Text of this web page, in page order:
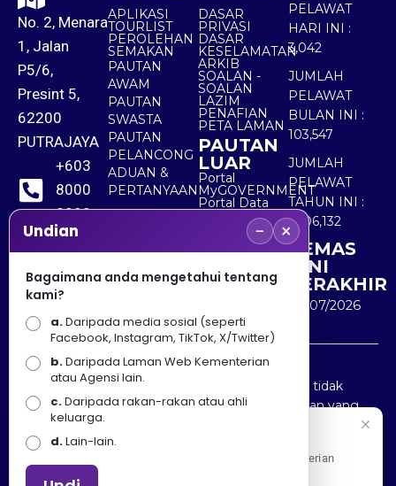
No. 2, Menara
1, Jalan
P5/6,
Presint 5,
62200
PUTRAJAYA
+603
8000
8000
+603
8891
7100
APLIKASI
TOURLIST
PEROLEHAN
SEMAKAN
PAUTAN
AWAM
PAUTAN
SWASTA
PAUTAN
PELANCONG
ADUAN &
PERTANYAAN
DASAR
PRIVASI
DASAR
KESELAMATAN
ARKIB
SOALAN -
SOALAN
LAZIM
PENAFIAN
PETA LAMAN
PAUTAN
LUAR
Portal
MyGOVERNMENT
Portal Data
Terbuka
Sektor Awam
PELAWAT
HARI INI :
3,042
JUMLAH
PELAWAT
BULAN INI :
103,547
JUMLAH
PELAWAT
TAHUN INI :
5,506,132
KEMAS
KINI
TERAKHIR
30/07/2026
Penafian : Kerajaan Malaysia dan Kementerian
Pelancongan Seni dan Budaya (MOTAC) adalah tidak
bertanggungjawab atas kehilangan atau kerugian yang
disebabkan oleh penggunaan mana-mana maklumat
yang diperolehi dari portal ini.
Undian − ×
Bagaimana anda mengetahui tentang
kami?
a.Daripada media sosial (seperti
Facebook, Instagram, TikTok, X/Twitter)
b.Daripada Laman Web Kementerian
atau Agensi lain.
c.Daripada rakan-rakan atau ahli
keluarga.
d.Lain-lain.
Apa Khabar! Selamat datang ke Portal Rasmi Kementerian
Pelancongan, Seni dan Budaya